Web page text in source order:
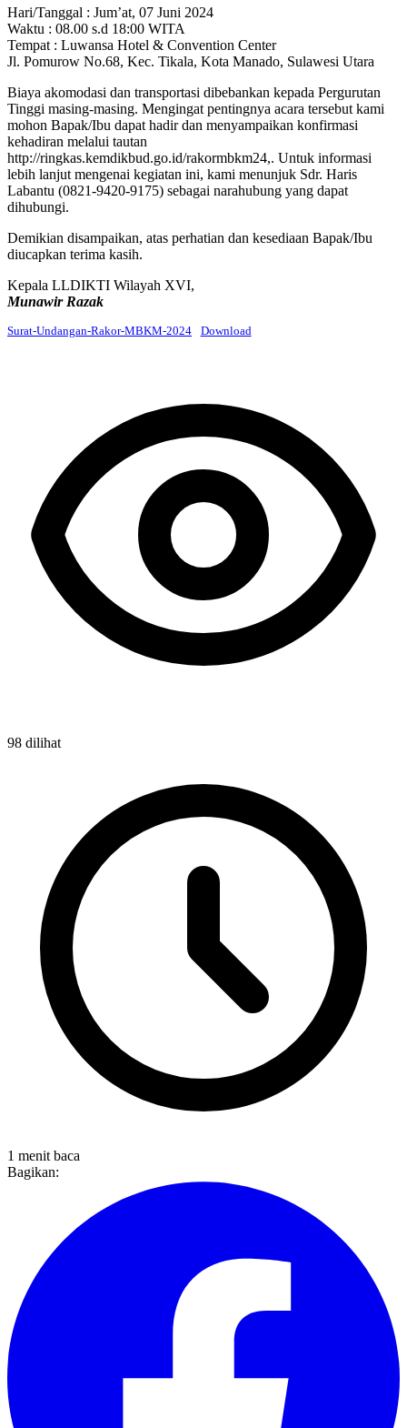
Hari/Tanggal : Jum’at, 07 Juni 2024
Waktu : 08.00 s.d 18:00 WITA
Tempat : Luwansa Hotel & Convention Center
Jl. Pomurow No.68, Kec. Tikala, Kota Manado, Sulawesi Utara
Biaya akomodasi dan transportasi dibebankan kepada Pergurutan
Tinggi masing-masing. Mengingat pentingnya acara tersebut kami
mohon Bapak/Ibu dapat hadir dan menyampaikan konfirmasi
kehadiran melalui tautan
http://ringkas.kemdikbud.go.id/rakormbkm24,. Untuk informasi
lebih lanjut mengenai kegiatan ini, kami menunjuk Sdr. Haris
Labantu (0821-9420-9175) sebagai narahubung yang dapat
dihubungi.
Demikian disampaikan, atas perhatian dan kesediaan Bapak/Ibu
diucapkan terima kasih.
Kepala LLDIKTI Wilayah XVI,
Munawir Razak
Surat-Undangan-Rakor-MBKM-2024 Download
98 dilihat
1 menit baca
Bagikan: